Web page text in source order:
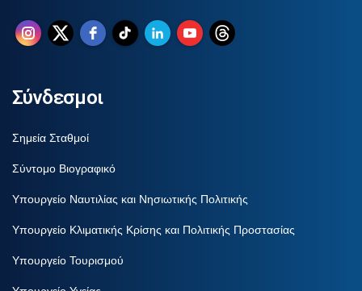
Σύνδεσμοι
Σημεία Σταθμοί
Σύντομο Βιογραφικό
Υπουργείο Ναυτιλίας και Νησιωτικής Πολιτικής
Υπουργείο Κλιματικής Κρίσης και Πολιτικής Προστασίας
Υπουργείο Τουρισμού